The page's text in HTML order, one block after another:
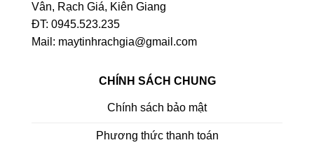
Vân, Rạch Giá, Kiên Giang
ĐT: 0945.523.235
Mail: maytinhrachgia@gmail.com
CHÍNH SÁCH CHUNG
Chính sách bảo mật
Phương thức thanh toán